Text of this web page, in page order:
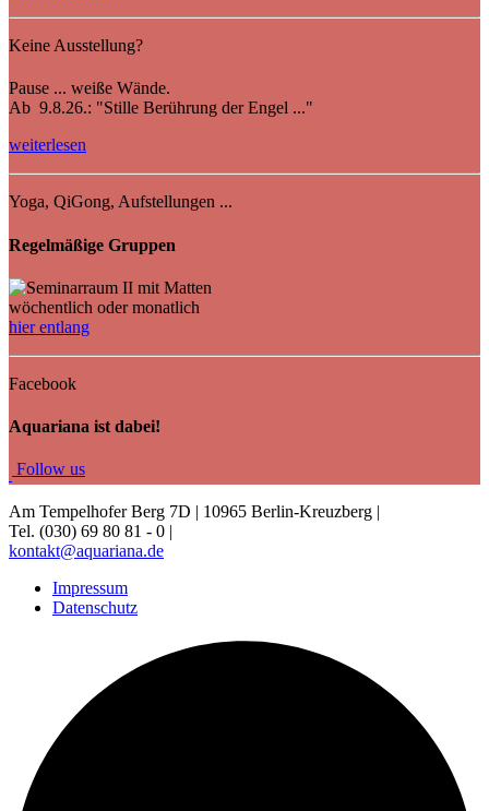
Keine Ausstellung?
Pause ... weiße Wände.
Ab 9.8.26.: "Stille Berührung der Engel ..."
weiterlesen
Yoga, QiGong, Aufstellungen ...
Regelmäßige Gruppen
wöchentlich oder monatlich
hier entlang
Facebook
Aquariana ist dabei!
Follow us
Am Tempelhofer Berg 7D | 10965 Berlin-Kreuzberg |
Tel. (030) 69 80 81 - 0 |
kontakt@aquariana.de
Impressum
Datenschutz